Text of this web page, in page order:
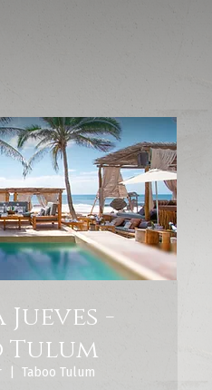
Jueves -
Tulum
  |
Taboo Tulum